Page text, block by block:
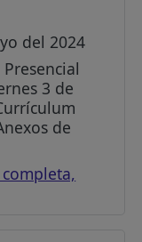
del 2024
3 de
de